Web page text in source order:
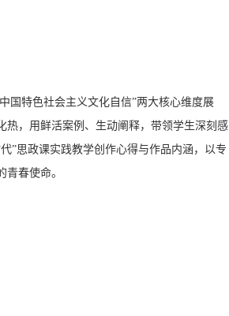
国特色社会主义文化自信”两大核心维度展
热，用鲜活案例、生动阐释，带领学生深刻感
”思政课实践教学创作心得与作品内涵，以专
春使命。